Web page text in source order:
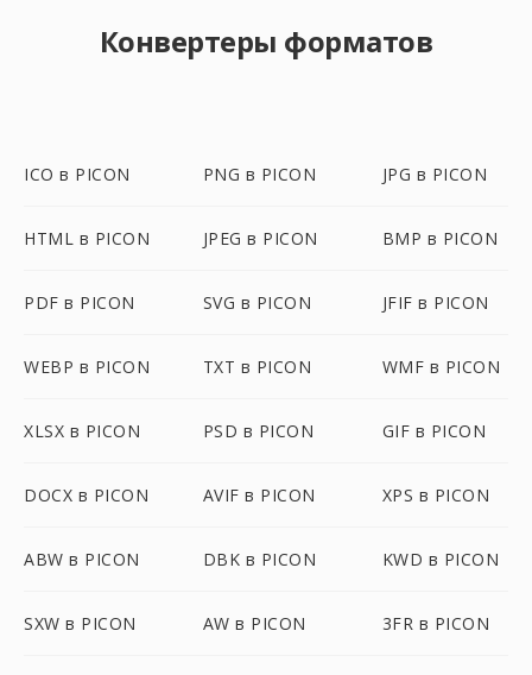
Конвертеры форматов
ICO в PICON PNG в PICON JPG в PICON
HTML в PICON JPEG в PICON BMP в PICON
PDF в PICON SVG в PICON JFIF в PICON
WEBP в PICON TXT в PICON WMF в PICON
XLSX в PICON PSD в PICON GIF в PICON
DOCX в PICON AVIF в PICON XPS в PICON
ABW в PICON DBK в PICON KWD в PICON
SXW в PICON AW в PICON 3FR в PICON